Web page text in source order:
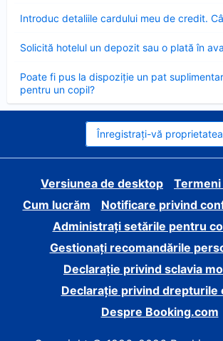
Introduc detaliile cardului meu de credit.
închis
Solicită hotelul un depozit sau o plată în
închis
Poate fi pus la dispoziție un pat
pentru un copil?
închis
Înregistrați-vă proprietatea
Versiunea de desktop
Cum lucrăm
Notificare privind
Administrați setările pentru
Gestionați recomandările
Declarație privind sclavia
Declarație privind drepturile
Despre Booking.com